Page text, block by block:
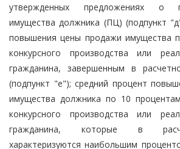
утвержденных предложениях о
имущества должника (ПЦ) (подпункт
повышения цены продажи имущества
конкурсного производства или
гражданина, завершенным в
(подпункт "е"); средний процент
имущества должника по 10
конкурсного производства или
гражданина, которые в
характеризуются наибольшим